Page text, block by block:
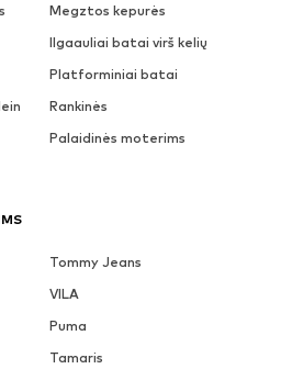
Megztos kepurės
Ilgaauliai batai virš kelių
Platforminiai batai
Rankinės
Palaidinės moterims
Tommy Jeans
VILA
Puma
Tamaris